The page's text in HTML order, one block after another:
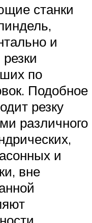
станки
и
по
Подобное
резку
различного
и
вне